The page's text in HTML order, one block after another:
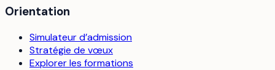
Orientation
Simulateur d’admission
Stratégie de vœux
Explorer les formations